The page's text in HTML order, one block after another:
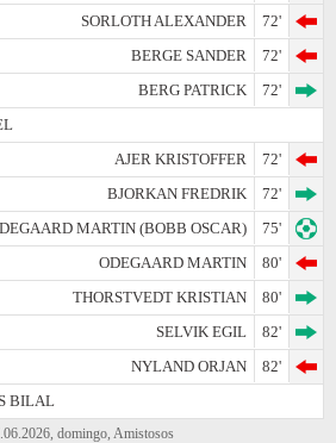
SORLOTH ALEXANDER
72'
BERGE SANDER
72'
BERG PATRICK
72'
AJER KRISTOFFER
72'
BJORKAN FREDRIK
72'
MARTIN (BOBB OSCAR)
75'
ODEGAARD MARTIN
80'
THORSTVEDT KRISTIAN
80'
SELVIK EGIL
82'
NYLAND ORJAN
82'
BILAL
domingo, Amistosos